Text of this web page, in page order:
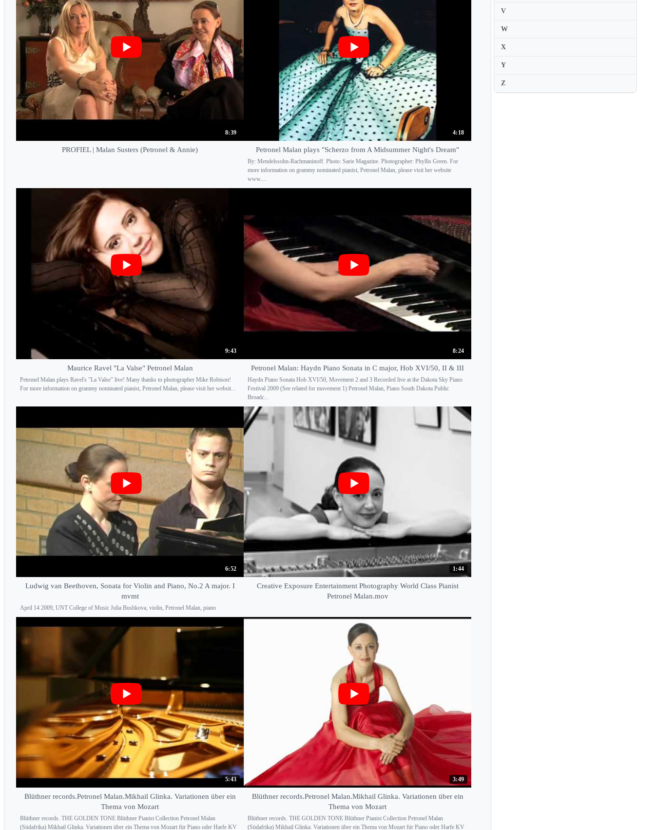
8:39
PROFIEL | Malan Susters (Petronel & Annie)
4:18
Petronel Malan plays "Scherzo from A Midsummer Night's Dream"
By: Mendelssohn-Rachmaninoff. Photo: Sarie Magazine. Photographer: Phyllis Green. For
more information on grammy nominated pianist, Petronel Malan, please visit her website
www....
9:43
Maurice Ravel "La Valse" Petronel Malan
Petronel Malan plays Ravel's "La Valse" live! Many thanks to photographer Mike Robison!
For more information on grammy nominated pianist, Petronel Malan, please visit her websit...
8:24
Petronel Malan: Haydn Piano Sonata in C major, Hob XVI/50, II & III
Haydn Piano Sonata Hob XVI/50, Movement 2 and 3 Recorded live at the Dakota Sky Piano
Festival 2009 (See related for movement 1) Petronel Malan, Piano South Dakota Public
Broadc...
6:52
Ludwig van Beethoven, Sonata for Violin and Piano, No.2 A major. I
mvmt
April 14 2009, UNT College of Music Julia Bushkova, violin, Petronel Malan, piano
1:44
Creative Exposure Entertainment Photography World Class Pianist
Petronel Malan.mov
5:43
Blüthner records.Petronel Malan.Mikhail Glinka. Variationen über ein
Thema von Mozart
Blüthner records. THE GOLDEN TONE Blüthner Pianist Collection Petronel Malan
(Südafrika) Mikhail Glinka. Variationen über ein Thema von Mozart für Piano oder Harfe KV
3:49
Blüthner records.Petronel Malan.Mikhail Glinka. Variationen über ein
Thema von Mozart
Blüthner records. THE GOLDEN TONE Blüthner Pianist Collection Petronel Malan
(Südafrika) Mikhail Glinka. Variationen über ein Thema von Mozart für Piano oder Harfe KV
Pavel Gililov
V
W
X
Y
Z